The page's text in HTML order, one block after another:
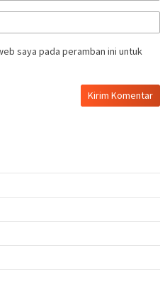
saya pada peramban ini untuk